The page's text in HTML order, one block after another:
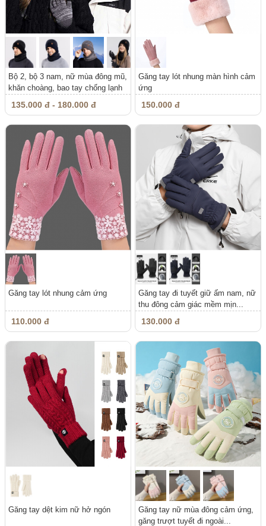
Bộ 2, bộ 3 nam, nữ mùa đông mũ,
khăn choàng, bao tay chống lạnh
135.000 đ - 180.000 đ
Găng tay lót nhung màn hình cảm
ứng
150.000 đ
Găng tay lót nhung cảm ứng
110.000 đ
Găng tay đi tuyết giữ ấm nam, nữ
thu đông cảm giác mềm mịn...
130.000 đ
Găng tay dệt kim nữ hở ngón
Găng tay nữ mùa đông cảm ứng,
găng trượt tuyết đi ngoài...